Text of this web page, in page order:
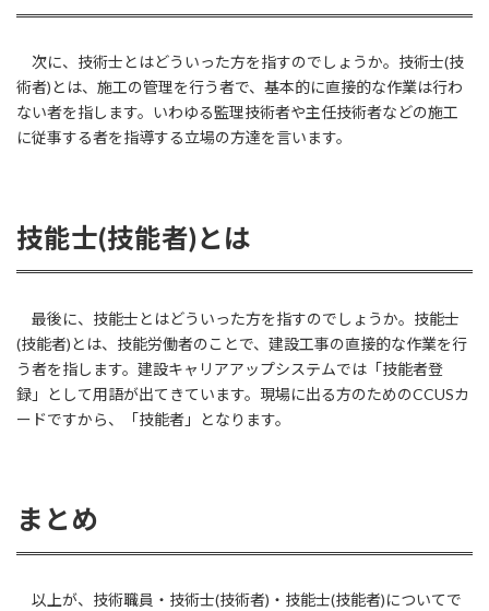
次に、技術士とはどういった方を指すのでしょうか。技術士(技
術者)とは、施工の管理を行う者で、基本的に直接的な作業は行わ
ない者を指します。いわゆる監理技術者や主任技術者などの施工
に従事する者を指導する立場の方達を言います。
技能士(技能者)とは
最後に、技能士とはどういった方を指すのでしょうか。技能士
(技能者)とは、技能労働者のことで、建設工事の直接的な作業を行
う者を指します。建設キャリアアップシステムでは「技能者登
録」として用語が出てきています。現場に出る方のためのCCUSカ
ードですから、「技能者」となります。
まとめ
以上が、技術職員・技術士(技術者)・技能士(技能者)についてで